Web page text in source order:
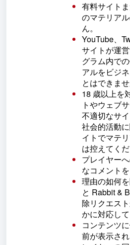
有料サイト
のマテリア
ん。
YouTube、
サイトが運
グラム内で
アルをビジ
とはできませ
18 歳以上を
トやウェブ
不適切なサ
社会的活動
イトでマテ
は控えてくだ
プレイヤー
なコメント
理由の如何
と Rabbit &
除リクエス
かに対応して
コンテンツ
前が表示さ